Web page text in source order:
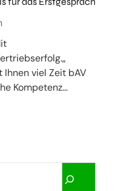
viel Zeit bAV
Kompetenz…